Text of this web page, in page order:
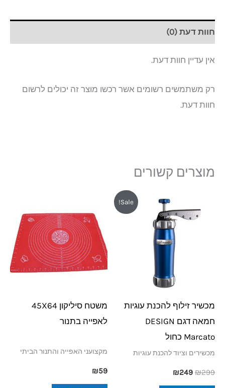
חוות דעת (0)
אין עדיין חוות דעת.
רק משתמשים רשומים אשר רכשו מוצר זה יכולים לרשום
חוות דעת.
מוצרים קשורים
Sale!
מכשיר זילוף להכנת עוגיות
חמאה דגם DESIGN
Marcato כחול
מכשירים וציוד להכנת עוגיות
₪299
היה:
₪299.
₪249
המחיר
הנוכחי
הוא:
₪249.
משטח סיליקון 45X64
לאפייה בתנור
מקצועני האפייה והתנור הביתי
₪59